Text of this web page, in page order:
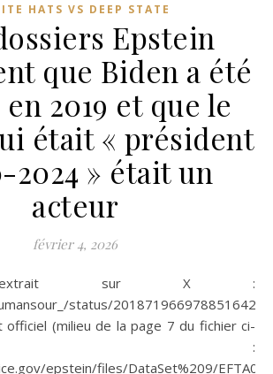
HATS VS DEEP STATE
Epstein
que Biden a été
2019 et que le
était « président
2024 » était un
acteur
février 4, 2026
status/2018719669788516422
officiel (milieu de la page 7 du fichier ci-
:
epstein/files/DataSet%209/